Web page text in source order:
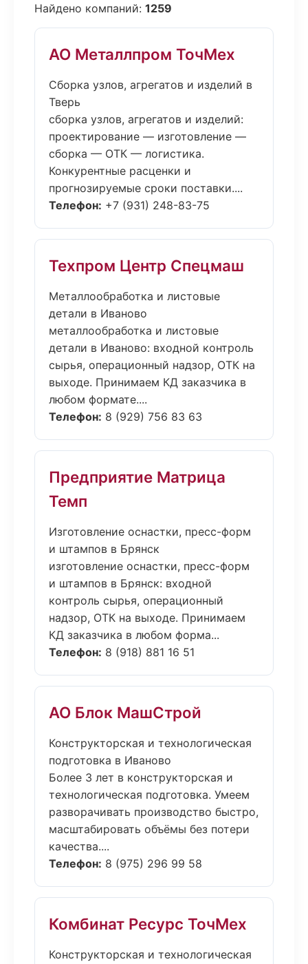
Найдено компаний: 1259
АО Металлпром ТочМех
Сборка узлов, агрегатов и изделий в
Тверь
сборка узлов, агрегатов и изделий:
проектирование — изготовление —
сборка — ОТК — логистика.
Конкурентные расценки и
прогнозируемые сроки поставки....
Телефон: +7 (931) 248-83-75
Техпром Центр Спецмаш
Металлообработка и листовые
детали в Иваново
металлообработка и листовые
детали в Иваново: входной контроль
сырья, операционный надзор, ОТК на
выходе. Принимаем КД заказчика в
любом формате....
Телефон: 8 (929) 756 83 63
Предприятие Матрица
Темп
Изготовление оснастки, пресс-форм
и штампов в Брянск
изготовление оснастки, пресс-форм
и штампов в Брянск: входной
контроль сырья, операционный
надзор, ОТК на выходе. Принимаем
КД заказчика в любом форма...
Телефон: 8 (918) 881 16 51
АО Блок МашСтрой
Конструкторская и технологическая
подготовка в Иваново
Более 3 лет в конструкторская и
технологическая подготовка. Умеем
разворачивать производство быстро,
масштабировать объёмы без потери
качества....
Телефон: 8 (975) 296 99 58
Комбинат Ресурс ТочМех
Конструкторская и технологическая